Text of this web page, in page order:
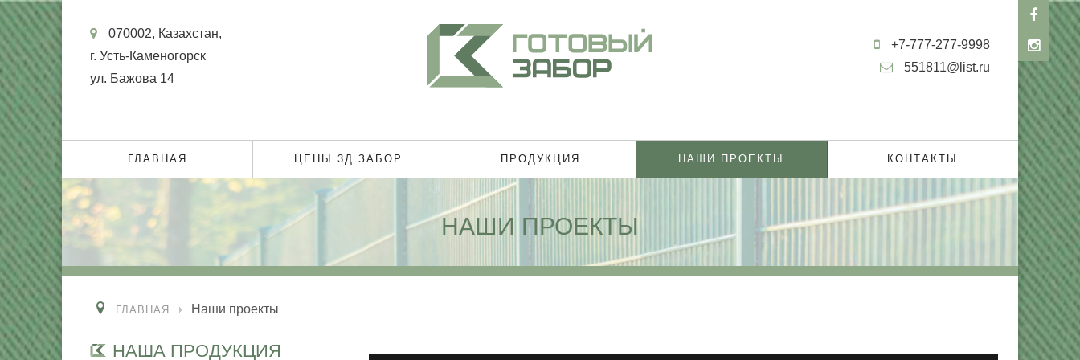
070002, Казахстан,
г. Усть-Каменогорск
ул. Бажова 14
+7-777-277-9998
551811@list.ru
ГЛАВНАЯ ЦЕНЫ 3Д ЗАБОР ПРОДУКЦИЯ НАШИ ПРОЕКТЫ КОНТАКТЫ
НАШИ ПРОЕКТЫ
ГЛАВНАЯ Наши проекты
НАША ПРОДУКЦИЯ